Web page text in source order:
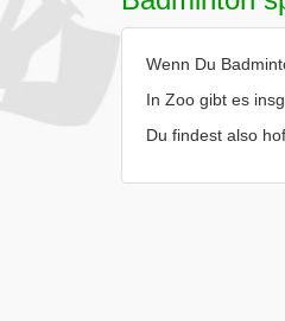
Wenn Du
In Zoo gibt es
Du findest also